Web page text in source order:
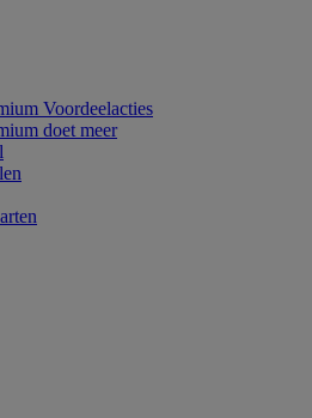
Voordeelacties
doet meer